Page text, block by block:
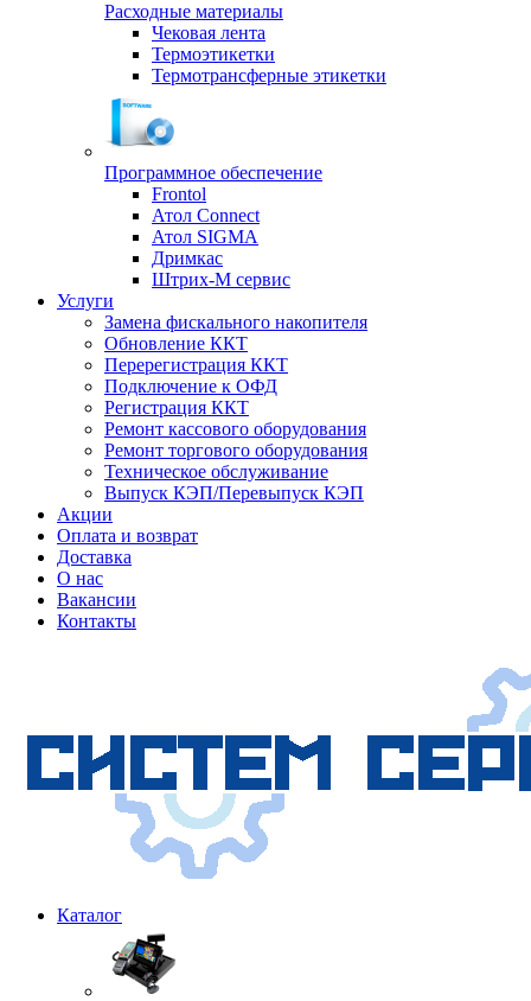
Расходные материалы
Чековая лента
Термоэтикетки
Термотрансферные этикетки
Программное обеспечение
Frontol
Атол Connect
Атол SIGMA
Дримкас
Штрих-М сервис
Услуги
Замена фискального накопителя
Обновление ККТ
Перерегистрация ККТ
Подключение к ОФД
Регистрация ККТ
Ремонт кассового оборудования
Ремонт торгового оборудования
Техническое обслуживание
Выпуск КЭП/Перевыпуск КЭП
Акции
Оплата и возврат
Доставка
О нас
Вакансии
Контакты
Каталог